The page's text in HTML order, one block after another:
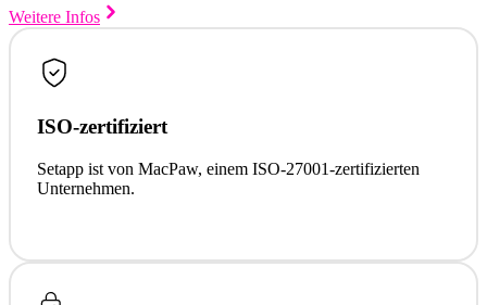
Weitere Infos
ISO-zertifiziert
Setapp ist von MacPaw, einem ISO-27001-zertifizierten
Unternehmen.